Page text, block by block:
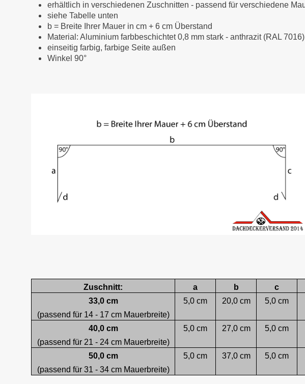
erhältlich in verschiedenen Zuschnitten - passend für verschiedene
siehe Tabelle unten
b = Breite Ihrer Mauer in cm + 6 cm Überstand
Material: Aluminium farbbeschichtet 0,8 mm stark - anthrazit (RAL
einseitig farbig, farbige Seite außen
Winkel 90°
Zuschnitt: a b c
33,0 cm
5,0 cm 20,0 cm 5,0 cm
(passend für 14 - 17 cm Mauerbreite)
40,0 cm
5,0 cm 27,0 cm 5,0 cm
(passend für 21 - 24 cm Mauerbreite)
50,0 cm
5,0 cm 37,0 cm 5,0 cm
(passend für 31 - 34 cm Mauerbreite)